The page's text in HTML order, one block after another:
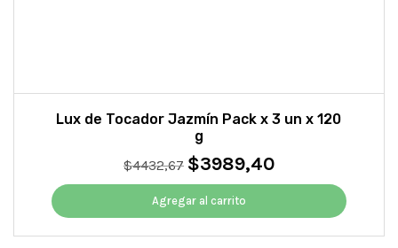
Lux de Tocador Jazmín Pack x 3 un x 120
g
$4432,67 El
precio
original
era:
$4432,67.
$3989,40El
precio
es:
$3989,40.
Agregar al carrito